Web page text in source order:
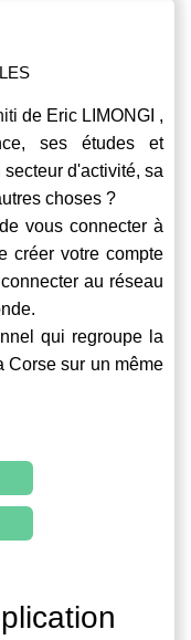
de Eric LIMONGI ,
ses études et
d'activité, sa
choses ?
vous connecter à
créer votre compte
au réseau
qui regroupe la
Corse sur un même